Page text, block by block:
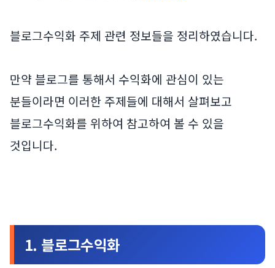
블로그수익화 주제 관련 정보들을 정리하였습니다.
만약 블로그를 통해서 수익화에 관심이 있는
분들이라면 이러한 주제들에 대해서 살펴보고
블로그수익화를 위하여 참고하여 볼 수 있을
것입니다.
1. 블로그수익화